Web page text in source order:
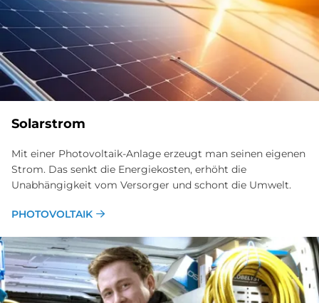
Solarstrom
Mit einer Photovoltaik-Anlage erzeugt man seinen eigenen
Strom. Das senkt die Energiekosten, erhöht die
Unabhängigkeit vom Versorger und schont die Umwelt.
PHOTOVOLTAIK